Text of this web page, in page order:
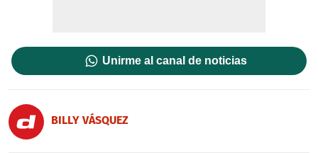
Unirme al canal de noticias
BILLY VÁSQUEZ